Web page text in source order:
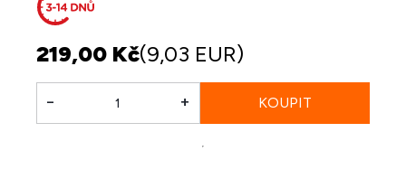
219,00 Kč(9,03 EUR)
- +